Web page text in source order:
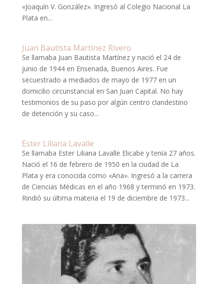
«Joaquín V. González». Ingresó al Colegio Nacional La
Plata en...
Juan Bautista Martínez Rivero
Se llamaba Juan Bautista Martínez y nació el 24 de
junio de 1944 en Ensenada, Buenos Aires. Fue
secuestrado a mediados de mayo de 1977 en un
domicilio circunstancial en San Juan Capital. No hay
testimonios de su paso por algún centro clandestino
de detención y su caso...
Ester Liliana Lavalle
Se llamaba Ester Liliana Lavalle Elicabe y tenía 27 años.
Nació el 16 de febrero de 1950 en la ciudad de La
Plata y era conocida como «Ana». Ingresó a la carrera
de Ciencias Médicas en el año 1968 y terminó en 1973.
Rindió su última materia el 19 de diciembre de 1973...